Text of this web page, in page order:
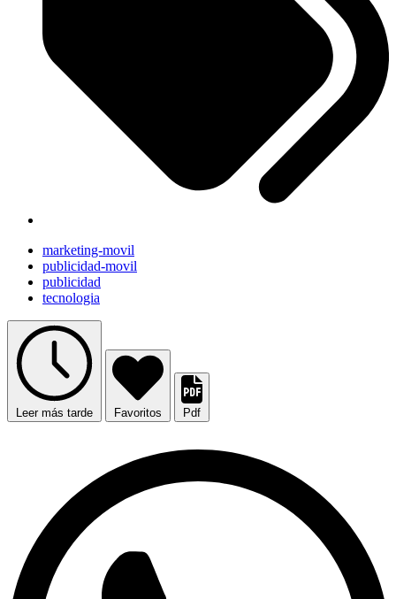
marketing-movil
publicidad-movil
publicidad
tecnologia
Leer más tarde Favoritos Pdf